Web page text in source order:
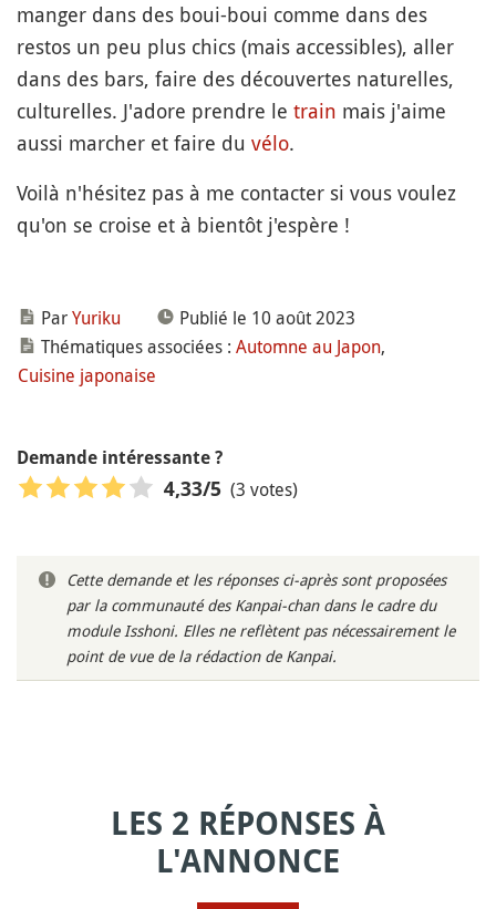
manger dans des boui-boui comme dans des
restos un peu plus chics (mais accessibles), aller
dans des bars, faire des découvertes naturelles,
culturelles. J'adore prendre le train mais j'aime
aussi marcher et faire du vélo.
Voilà n'hésitez pas à me contacter si vous voulez
qu'on se croise et à bientôt j'espère !
ParYuriku
Publié le 10 août 2023
Thématiques associées : Automne au Japon,
Cuisine japonaise
Demande intéressante ?
4,33/5 (3 votes)
Cette demande et les réponses ci-après sont proposées
par la communauté des Kanpai-chan dans le cadre du
module Isshoni. Elles ne reflètent pas nécessairement le
point de vue de la rédaction de Kanpai.
LES 2 RÉPONSES À
L'ANNONCE